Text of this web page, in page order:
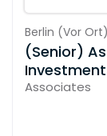
Berlin (Vor Ort)
(Senior)
Associates